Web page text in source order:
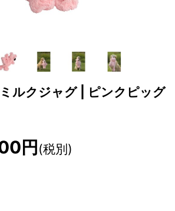
ミルクジャグ | ピンクピッグ
円(税別)